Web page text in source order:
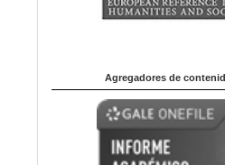
Agregadores de